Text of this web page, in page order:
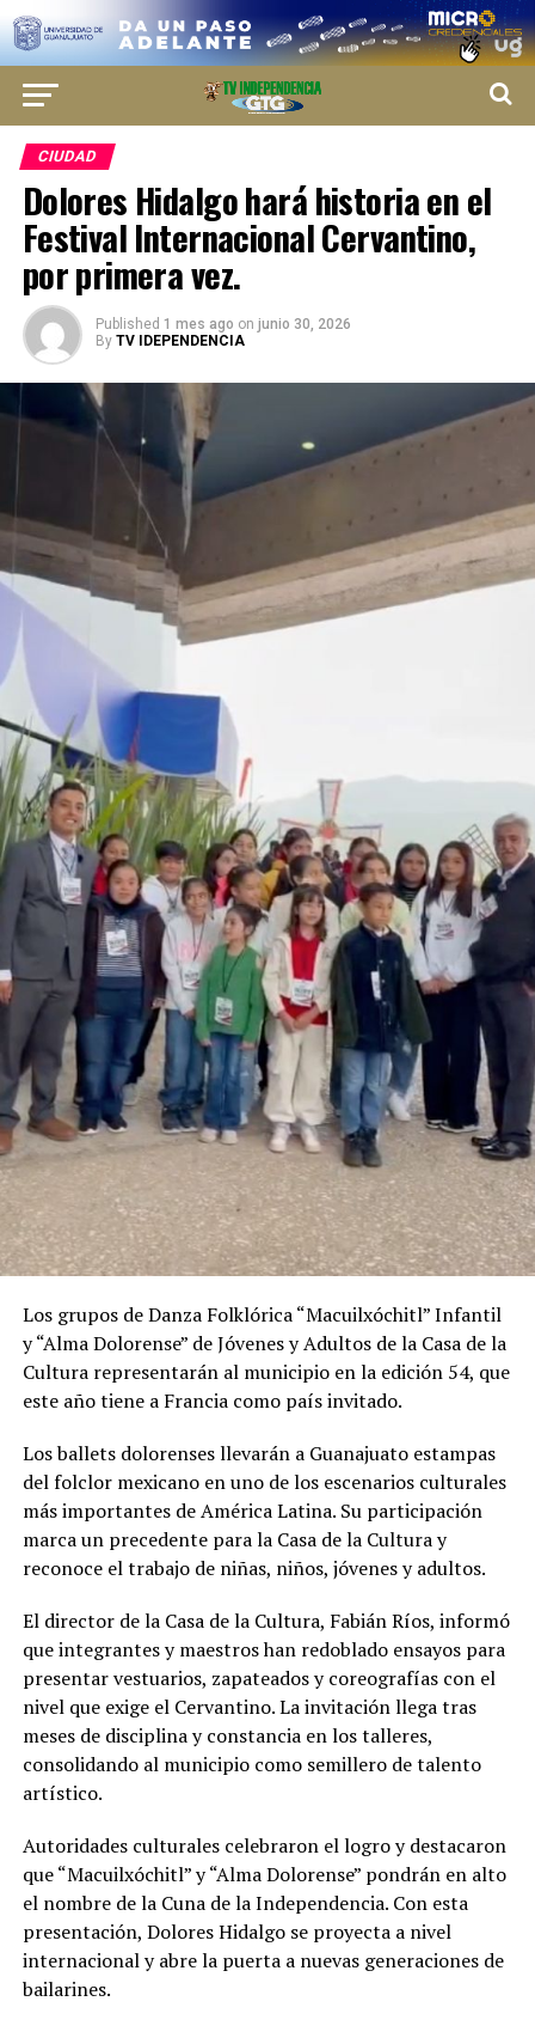
CIUDAD
Dolores Hidalgo hará historia en el
Festival Internacional Cervantino,
por primera vez.
Published 1 mes ago on junio 30, 2026
By TV IDEPENDENCIA
Los grupos de Danza Folklórica “Macuilxóchitl” Infantil
y “Alma Dolorense” de Jóvenes y Adultos de la Casa de la
Cultura representarán al municipio en la edición 54, que
este año tiene a Francia como país invitado.
Los ballets dolorenses llevarán a Guanajuato estampas
del folclor mexicano en uno de los escenarios culturales
más importantes de América Latina. Su participación
marca un precedente para la Casa de la Cultura y
reconoce el trabajo de niñas, niños, jóvenes y adultos.
El director de la Casa de la Cultura, Fabián Ríos, informó
que integrantes y maestros han redoblado ensayos para
presentar vestuarios, zapateados y coreografías con el
nivel que exige el Cervantino. La invitación llega tras
meses de disciplina y constancia en los talleres,
consolidando al municipio como semillero de talento
artístico.
Autoridades culturales celebraron el logro y destacaron
que “Macuilxóchitl” y “Alma Dolorense” pondrán en alto
el nombre de la Cuna de la Independencia. Con esta
presentación, Dolores Hidalgo se proyecta a nivel
internacional y abre la puerta a nuevas generaciones de
bailarines.